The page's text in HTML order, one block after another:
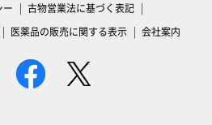
ー
古物営業法に基づく表記
医薬品の販売に関する表示 会社案内